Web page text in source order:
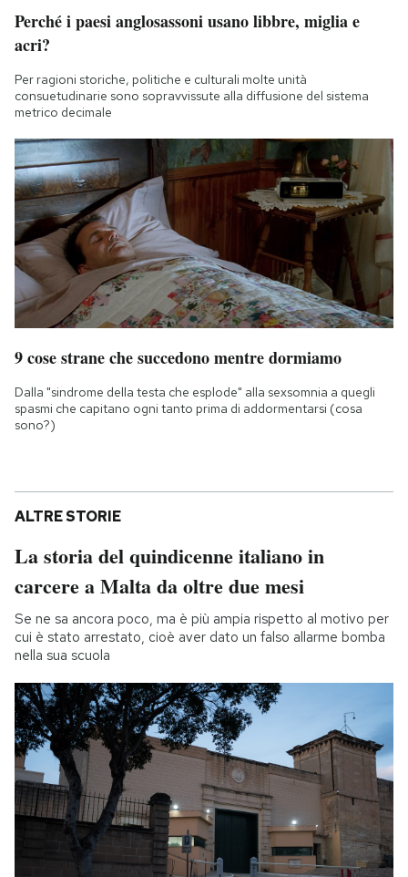
Perché i paesi anglosassoni usano libbre, miglia e
acri?
Per ragioni storiche, politiche e culturali molte unità
consuetudinarie sono sopravvissute alla diffusione del sistema
metrico decimale
9 cose strane che succedono mentre dormiamo
Dalla "sindrome della testa che esplode" alla sexsomnia a quegli
spasmi che capitano ogni tanto prima di addormentarsi (cosa
sono?)
ALTRE STORIE
La storia del quindicenne italiano in
carcere a Malta da oltre due mesi
Se ne sa ancora poco, ma è più ampia rispetto al motivo per
cui è stato arrestato, cioè aver dato un falso allarme bomba
nella sua scuola